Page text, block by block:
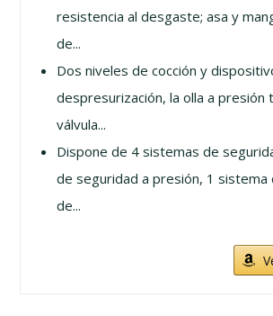
resistencia al desgaste; asa y
de...
Dos niveles de cocción y
despresurización, la olla a presión
válvula...
Dispone de 4 sistemas de
de seguridad a presión, 1 sistema
de...